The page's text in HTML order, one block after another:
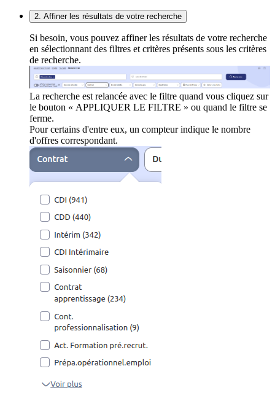
2. Affiner les résultats de votre recherche
Si besoin, vous pouvez affiner les résultats de votre recherche
en sélectionnant des filtres et critères présents sous les critères
de recherche.
La recherche est relancée avec le filtre quand vous cliquez sur
le bouton « APPLIQUER LE FILTRE » ou quand le filtre se
ferme.
Pour certains d'entre eux, un compteur indique le nombre
d'offres correspondant.